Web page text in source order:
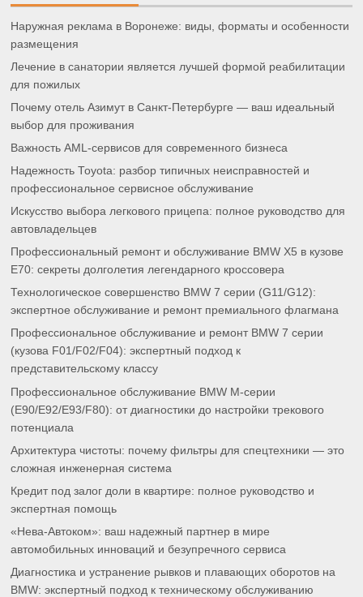
Наружная реклама в Воронеже: виды, форматы и особенности
размещения
Лечение в санатории является лучшей формой реабилитации
для пожилых
Почему отель Азимут в Санкт-Петербурге — ваш идеальный
выбор для проживания
Важность AML-сервисов для современного бизнеса
Надежность Toyota: разбор типичных неисправностей и
профессиональное сервисное обслуживание
Искусство выбора легкового прицепа: полное руководство для
автовладельцев
Профессиональный ремонт и обслуживание BMW X5 в кузове
E70: секреты долголетия легендарного кроссовера
Технологическое совершенство BMW 7 серии (G11/G12):
экспертное обслуживание и ремонт премиального флагмана
Профессиональное обслуживание и ремонт BMW 7 серии
(кузова F01/F02/F04): экспертный подход к
представительскому классу
Профессиональное обслуживание BMW M-серии
(E90/E92/E93/F80): от диагностики до настройки трекового
потенциала
Архитектура чистоты: почему фильтры для спецтехники — это
сложная инженерная система
Кредит под залог доли в квартире: полное руководство и
экспертная помощь
«Нева-Автоком»: ваш надежный партнер в мире
автомобильных инноваций и безупречного сервиса
Диагностика и устранение рывков и плавающих оборотов на
BMW: экспертный подход к техническому обслуживанию